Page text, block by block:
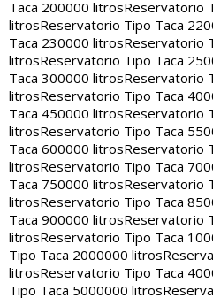
Taca 200000 litrosReservatorio
litrosReservatorio Tipo Taca
Taca 230000 litrosReservatorio
litrosReservatorio Tipo Taca
Taca 300000 litrosReservatorio
litrosReservatorio Tipo Taca
Taca 450000 litrosReservatorio
litrosReservatorio Tipo Taca
Taca 600000 litrosReservatorio
litrosReservatorio Tipo Taca
Taca 750000 litrosReservatorio
litrosReservatorio Tipo Taca
Taca 900000 litrosReservatorio
litrosReservatorio Tipo Taca
Tipo Taca 2000000 litros
litrosReservatorio Tipo Taca
Tipo Taca 5000000 litros